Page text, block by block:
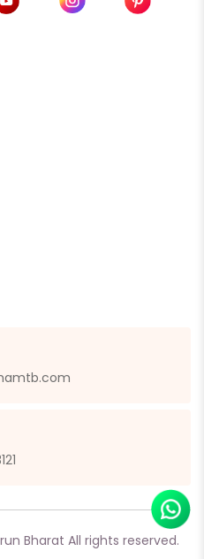
Bharat All rights reserved.